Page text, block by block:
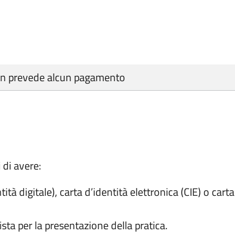
prevede alcun pagamento
avere:
digitale), carta d’identità elettronica (CIE) o carta
per la presentazione della pratica.